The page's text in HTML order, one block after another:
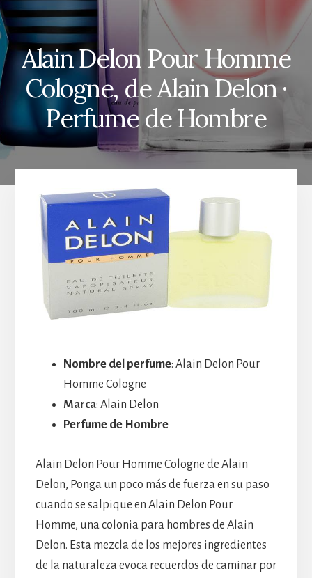
Alain Delon Pour Homme
Cologne, de Alain Delon ·
Perfume de Hombre
Nombre del perfume: Alain Delon Pour
Homme Cologne
Marca: Alain Delon
Perfume de Hombre
Alain Delon Pour Homme Cologne de Alain
Delon, Ponga un poco más de fuerza en su paso
cuando se salpique en Alain Delon Pour
Homme, una colonia para hombres de Alain
Delon. Esta mezcla de los mejores ingredientes
de la naturaleza evoca recuerdos de caminar por